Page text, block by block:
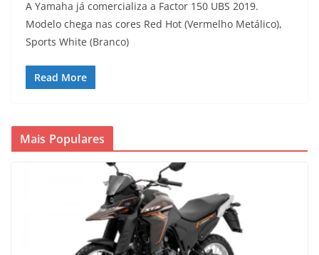
A Yamaha já comercializa a Factor 150 UBS 2019.
Modelo chega nas cores Red Hot (Vermelho Metálico),
Sports White (Branco)
Read More
Mais Populares